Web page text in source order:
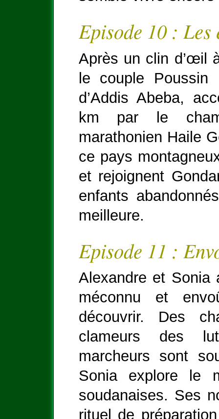
Episode 10 :
Après un clin d’œil
le couple
d’Addis Abeba,
km par le
marathonien Haile
ce pays
et rejoignent
enfants
meilleure.
Episode 11 :
Alexandre et Sonia
méconnu et
découvrir. Des
clameurs des
marcheurs sont
Sonia explore le
soudanaises. Ses
rituel de